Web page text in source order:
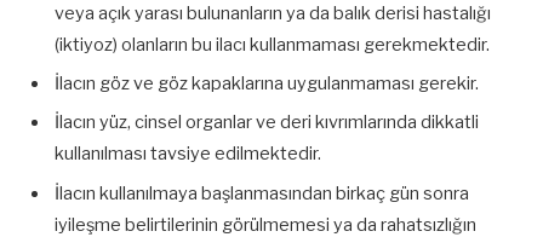
veya açık yarası bulunanların ya da balık derisi hastalığı
(iktiyoz) olanların bu ilacı kullanmaması gerekmektedir.
İlacın göz ve göz kapaklarına uygulanmaması gerekir.
İlacın yüz, cinsel organlar ve deri kıvrımlarında dikkatli
kullanılması tavsiye edilmektedir.
İlacın kullanılmaya başlanmasından birkaç gün sonra
iyileşme belirtilerinin görülmemesi ya da rahatsızlığın